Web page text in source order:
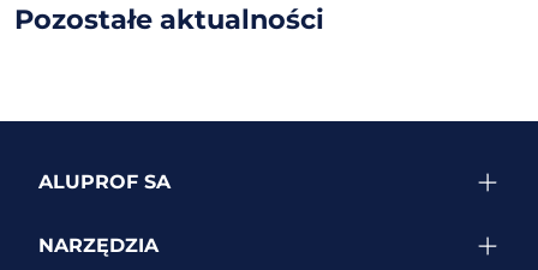
Pozostałe aktualności
ALUPROF SA
NARZĘDZIA